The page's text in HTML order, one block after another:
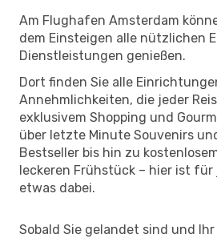
Am Flughafen Amsterdam
dem Einsteigen alle nützlichen
Dienstleistungen genießen.
Dort finden Sie alle
Annehmlichkeiten, die jeder
exklusivem Shopping und
über letzte Minute Souvenirs
Bestseller bis hin zu
leckeren Frühstück – hier ist für
etwas dabei.
Sobald Sie gelandet sind und